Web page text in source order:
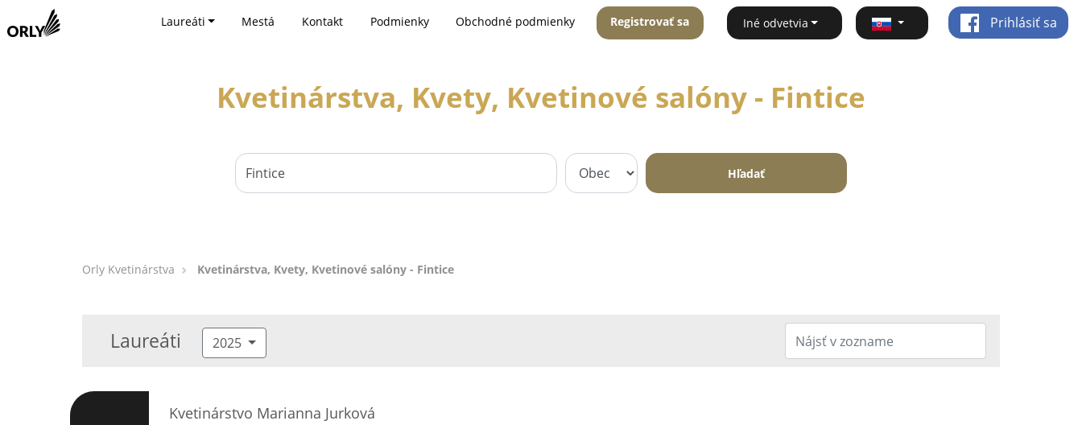
Laureáti Mestá Kontakt Podmienky Obchodné podmienky Registrovať sa Iné odvetvia Prihlásiť sa
Kvetinárstva, Kvety, Kvetinové salóny - Fintice
Hľadať
Orly Kvetinárstva Kvetinárstva, Kvety, Kvetinové salóny - Fintice
Laureáti 2025
Kvetinárstvo Marianna Jurková